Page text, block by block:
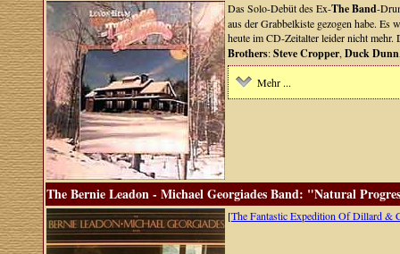
Das Solo-Debüt des Ex-The Band-
aus der Grabbelkiste gezogen habe. Es
heute im CD-Zeitalter leider nicht
Brothers:Steve Cropper, Duck Dunn
Mehr ...
The Bernie Leadon - Michael Georgiades Band: "Natural
[The Fantastic Expedition Of Dillard &